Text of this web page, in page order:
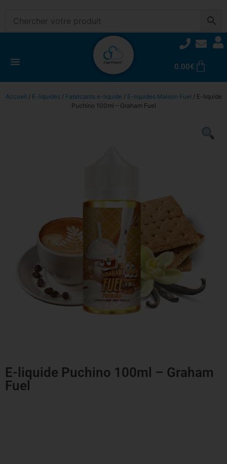
0.00€
Accueil / E-liquides/ Fabricants e-liquide / E-liquides Maison Fuel / E-liquide
Puchino 100ml – Graham Fuel
E-liquide Puchino 100ml – Graham
Fuel